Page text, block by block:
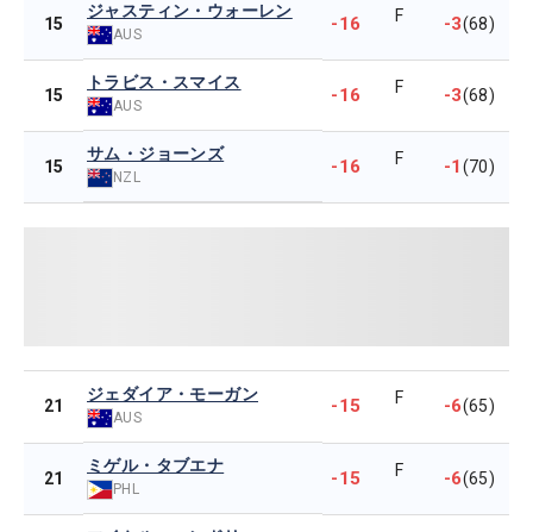
15
ジャスティン・ウォーレン
AUS -16 F -3(68)
15
トラビス・スマイス
AUS -16 F -3(68)
15
サム・ジョーンズ
NZL -16 F -1(70)
21
ジェダイア・モーガン
AUS
-15 F -6(65)
21
ミゲル・タブエナ
PHL -15 F -6(65)